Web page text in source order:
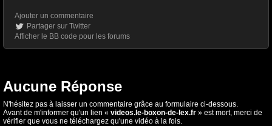
Ajouter un commentaire
Partager sur Twitter
Afficher le BB code pour les forums
Aucune Réponse
N'hésitez pas à laisser un commentaire grâce au formulaire ci-dessous.
Avant de m'informer qu'un lien « videos.le-boxon-de-lex.fr » est mort, merci de
vérifier que vous ne téléchargez qu'une vidéo à la fois.